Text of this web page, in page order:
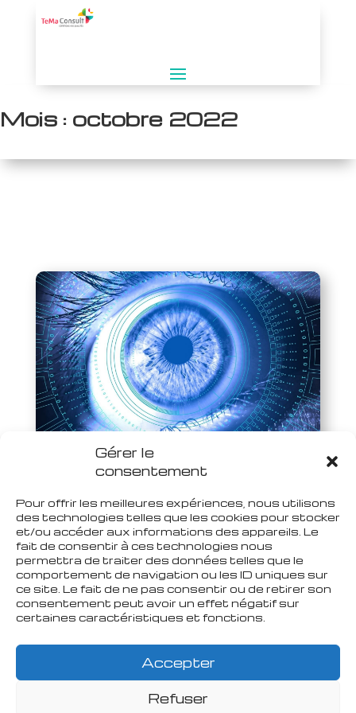
Gérer le
consentement
Pour offrir les meilleures expériences, nous utilisons
des technologies telles que les cookies pour stocker
et/ou accéder aux informations des appareils. Le
fait de consentir à ces technologies nous
permettra de traiter des données telles que le
comportement de navigation ou les ID uniques sur
ce site. Le fait de ne pas consentir ou de retirer son
consentement peut avoir un effet négatif sur
certaines caractéristiques et fonctions.
Accepter
Refuser
Mois : octobre 2022
Comment construire une veille Qualiopi
par Carole| Oct 13, 2022 Qualiopi